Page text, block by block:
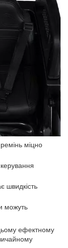
міцно
швидкість
можуть
ефектному